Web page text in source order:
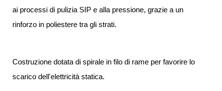
ai processi di pulizia SIP e alla pressione, grazie a un
rinforzo in poliestere tra gli strati.
Costruzione dotata di spirale in filo di rame per favorire lo
scarico dell'elettricità statica.